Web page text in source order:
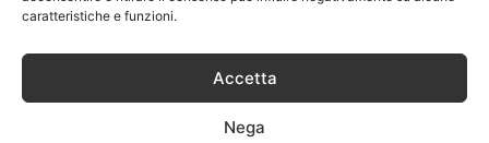
caratteristiche e funzioni.
Accetta
Nega
Recenti Più visitati Commenti
Tipi di sistemi RAID e recupero dei
dati
14 Marzo 2025